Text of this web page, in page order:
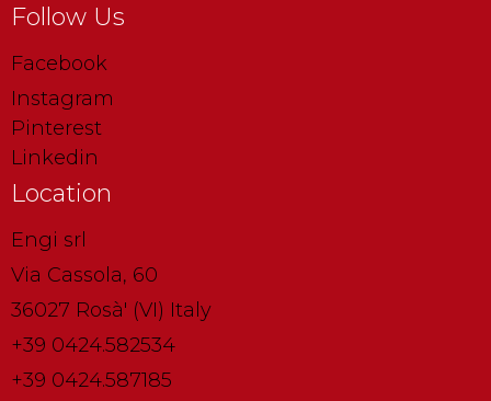
Follow Us
Facebook
Instagram
Pinterest
Linkedin
Location
Engi srl
Via Cassola, 60
36027 Rosà' (VI) Italy
+39 0424.582534
+39 0424.587185